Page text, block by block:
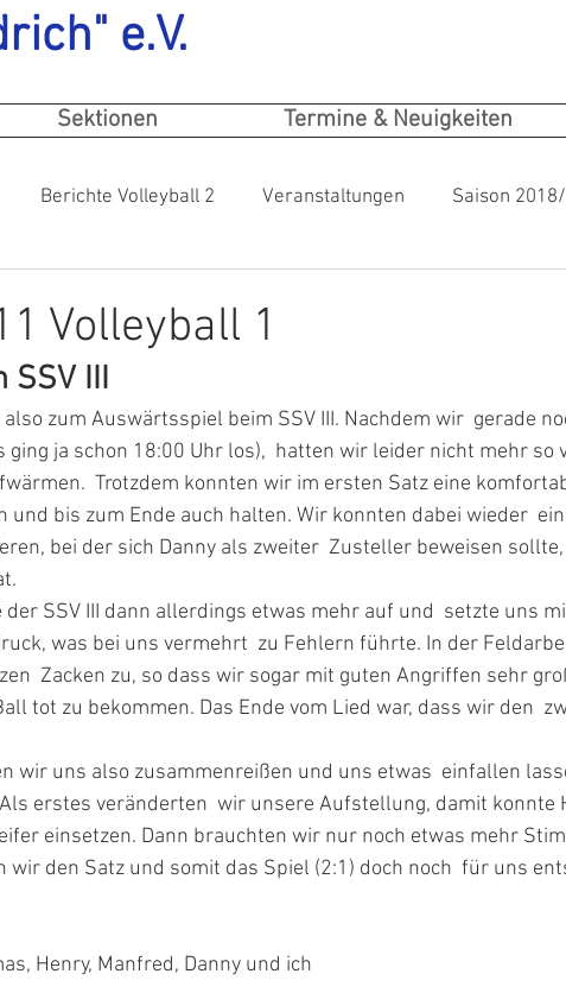
e.V.
Sektionen Termine & Neuigkeiten
Berichte Volleyball 2 Veranstaltungen Saison
Volleyball 1
SSV III
zum Auswärtsspiel beim SSV III. Nachdem wir  gerade
ging ja schon 18:00 Uhr los),  hatten wir leider nicht mehr so
Trotzdem konnten wir im ersten Satz eine
und bis zum Ende auch halten. Wir konnten dabei wieder
bei der sich Danny als zweiter  Zusteller beweisen
was bei uns vermehrt  zu Fehlern führte. In der
Zacken zu, so dass wir sogar mit guten Angriffen sehr
tot zu bekommen. Das Ende vom Lied war, dass wir den
erstes veränderten  wir unsere Aufstellung, damit konnte
einsetzen. Dann brauchten wir nur noch etwas mehr
wir den Satz und somit das Spiel (2:1) doch noch  für uns
Henry, Manfred, Danny und ich